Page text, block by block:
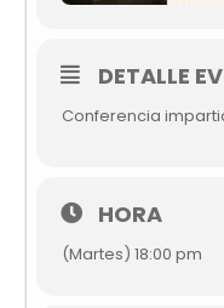
DETALLE
Conferencia
HORA
(Martes) 18:00 pm